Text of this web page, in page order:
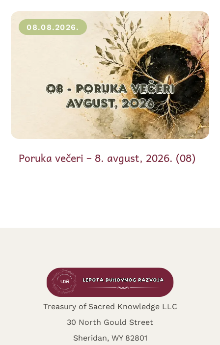
08.08.2026.
Poruka večeri – 8. avgust, 2026. (08)
Treasury of Sacred Knowledge LLC
30 North Gould Street
Sheridan, WY 82801